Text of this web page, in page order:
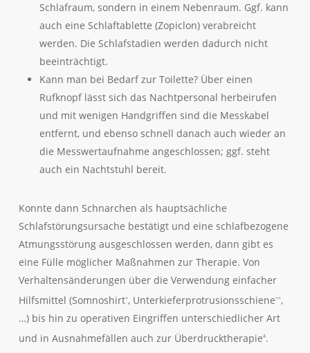
Schlafraum, sondern in einem Nebenraum. Ggf. kann
auch eine Schlaftablette (Zopiclon) verabreicht
werden. Die Schlafstadien werden dadurch nicht
beeinträchtigt.
Kann man bei Bedarf zur Toilette? Über einen
Rufknopf lässt sich das Nachtpersonal herbeirufen
und mit wenigen Handgriffen sind die Messkabel
entfernt, und ebenso schnell danach auch wieder an
die Messwertaufnahme angeschlossen; ggf. steht
auch ein Nachtstuhl bereit.
Konnte dann Schnarchen als hauptsächliche
Schlafstörungsursache bestätigt und eine schlafbezogene
Atmungsstörung ausgeschlossen werden, dann gibt es
eine Fülle möglicher Maßnahmen zur Therapie. Von
Verhaltensänderungen über die Verwendung einfacher
Hilfsmittel (Somnoshirt+, Unterkieferprotrusionsschiene++,
…) bis hin zu operativen Eingriffen unterschiedlicher Art
und in Ausnahmefällen auch zur Überdrucktherapie4.